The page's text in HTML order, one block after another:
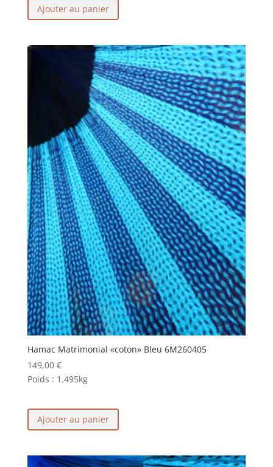
Ajouter au panier
Hamac Matrimonial «coton» Bleu 6M260405
149,00 €
Poids : 1.495kg
Ajouter au panier